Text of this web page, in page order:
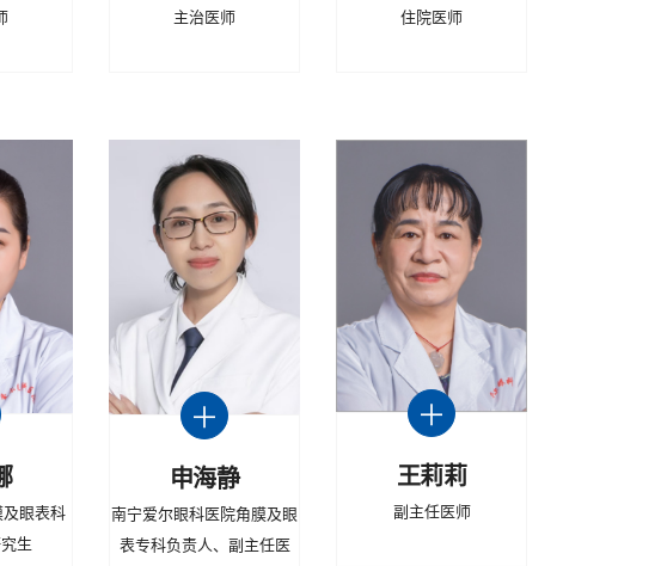
​主治医师 住院医师
眼表科
生
申海静
南宁爱尔眼科医院角膜及眼
表专科负责人、副主任医
王莉莉
​副主任医师